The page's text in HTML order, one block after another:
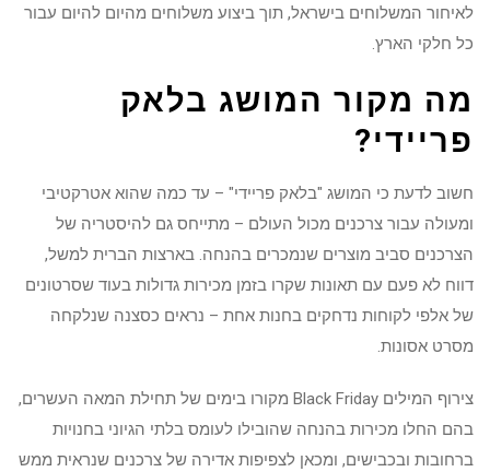
לאיחור המשלוחים בישראל, תוך ביצוע משלוחים מהיום להיום עבור
כל חלקי הארץ.
מה מקור המושג בלאק
פריידי?
חשוב לדעת כי המושג "בלאק פריידי" – עד כמה שהוא אטרקטיבי
ומעולה עבור צרכנים מכול העולם – מתייחס גם להיסטריה של
הצרכנים סביב מוצרים שנמכרים בהנחה. בארצות הברית למשל,
דווח לא פעם עם תאונות שקרו בזמן מכירות גדולות בעוד שסרטונים
של אלפי לקוחות נדחקים בחנות אחת – נראים כסצנה שנלקחה
מסרט אסונות.
צירוף המילים Black Friday מקורו בימים של תחילת המאה העשרים,
בהם החלו מכירות בהנחה שהובילו לעומס בלתי הגיוני בחנויות
ברחובות ובכבישים, ומכאן לצפיפות אדירה של צרכנים שנראית ממש